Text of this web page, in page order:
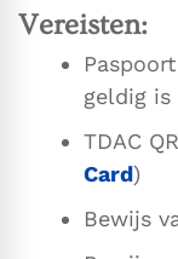
Vereisten:
geldig is
TDAC
Card)
Bewijs